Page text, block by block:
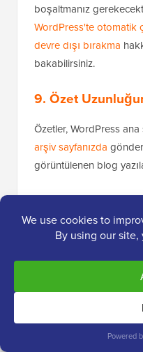
boşaltmanız
WordPress'te otomatik
devre dışı bırakma
bakabilirsiniz.
9. Özet
Özetler, WordPress
arşiv sayfanızda
görüntülenen blog
Kullanıcılar arasında
fazlasını öğrenmek için
etmek amacıyla
Benzer şekilde,
zorunda kalmadan
vermek için uzunluğu